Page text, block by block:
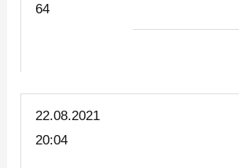
64
22.08.2021
20:04